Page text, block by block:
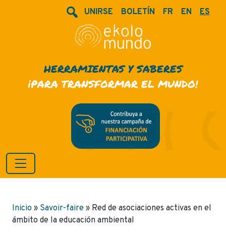
UNIRSE BOLETÍN FR EN ES
HERRAMIENTAS Y SABERES
¡PARA TRANSFORMAR EL MUNDO!
Inicio » Savoir-faire » Red de asociaciones activas en el
ámbito de la educación ambiental